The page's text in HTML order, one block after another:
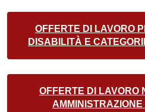
OFFERTE DI LAVORO
DISABILITÀ E
OFFERTE DI LAVORO